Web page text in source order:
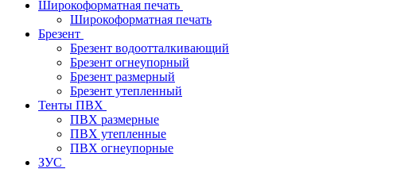
Широкоформатная печать
Широкоформатная печать
Брезент
Брезент водоотталкивающий
Брезент огнеупорный
Брезент размерный
Брезент утепленный
Тенты ПВХ
ПВХ размерные
ПВХ утепленные
ПВХ огнеупорные
ЗУС